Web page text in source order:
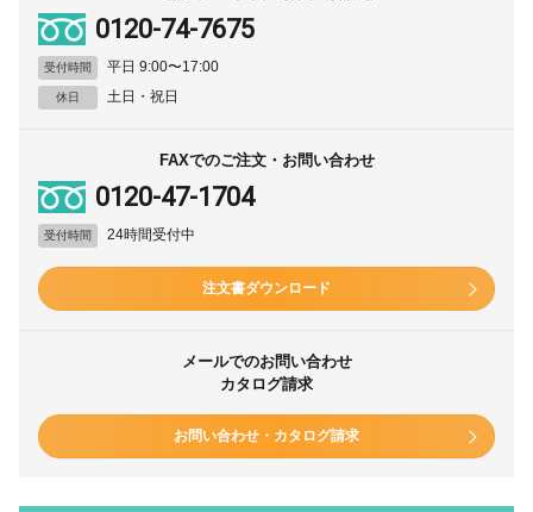
0120-74-7675
受付時間 平日 9:00〜17:00
休日 土日・祝日
FAXでのご注文・お問い合わせ
0120-47-1704
受付時間 24時間受付中
注文書ダウンロード
メールでのお問い合わせ
カタログ請求
お問い合わせ・カタログ請求